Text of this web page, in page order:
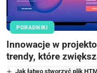
PORADNIKI
Innowacje w
trendy, które
Jak łatwo stworzyć plik